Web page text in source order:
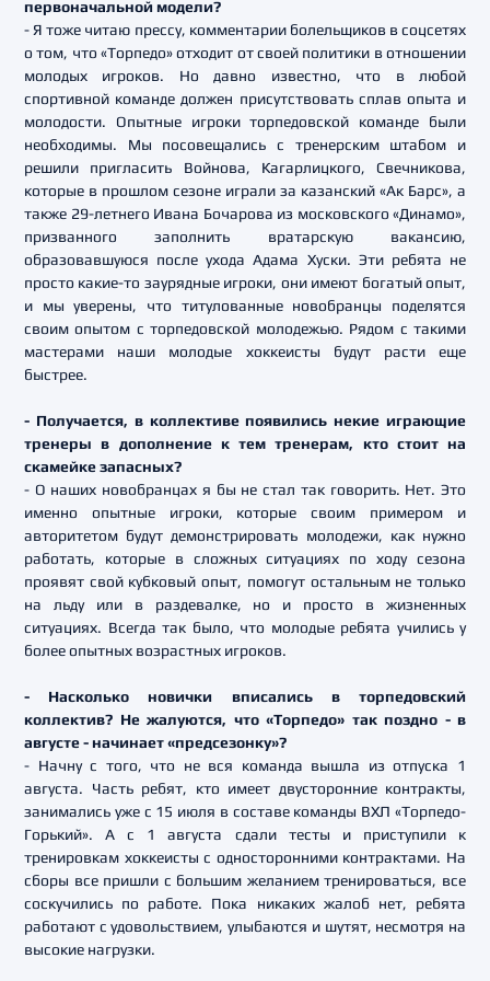
первоначальной модели?
- Я тоже читаю прессу, комментарии болельщиков в соцсетях
о том, что «Торпедо» отходит от своей политики в отношении
молодых игроков. Но давно известно, что в любой
спортивной команде должен присутствовать сплав опыта и
молодости. Опытные игроки торпедовской команде были
необходимы. Мы посовещались с тренерским штабом и
решили пригласить Войнова, Кагарлицкого, Свечникова,
которые в прошлом сезоне играли за казанский «Ак Барс», а
также 29-летнего Ивана Бочарова из московского «Динамо»,
призванного заполнить вратарскую вакансию,
образовавшуюся после ухода Адама Хуски. Эти ребята не
просто какие-то заурядные игроки, они имеют богатый опыт,
и мы уверены, что титулованные новобранцы поделятся
своим опытом с торпедовской молодежью. Рядом с такими
мастерами наши молодые хоккеисты будут расти еще
быстрее.
- Получается, в коллективе появились некие играющие
тренеры в дополнение к тем тренерам, кто стоит на
скамейке запасных?
- О наших новобранцах я бы не стал так говорить. Нет. Это
именно опытные игроки, которые своим примером и
авторитетом будут демонстрировать молодежи, как нужно
работать, которые в сложных ситуациях по ходу сезона
проявят свой кубковый опыт, помогут остальным не только
на льду или в раздевалке, но и просто в жизненных
ситуациях. Всегда так было, что молодые ребята учились у
более опытных возрастных игроков.
- Насколько новички вписались в торпедовский
коллектив? Не жалуются, что «Торпедо» так поздно - в
августе - начинает «предсезонку»?
- Начну с того, что не вся команда вышла из отпуска 1
августа. Часть ребят, кто имеет двусторонние контракты,
занимались уже с 15 июля в составе команды ВХЛ «Торпедо-
Горький». А с 1 августа сдали тесты и приступили к
тренировкам хоккеисты с односторонними контрактами. На
сборы все пришли с большим желанием тренироваться, все
соскучились по работе. Пока никаких жалоб нет, ребята
работают с удовольствием, улыбаются и шутят, несмотря на
высокие нагрузки.